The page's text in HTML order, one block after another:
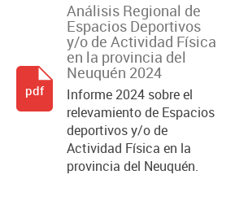
Análisis Regional de
Espacios Deportivos
y/o de Actividad Física
en la provincia del
Neuquén 2024
Informe 2024 sobre el
relevamiento de Espacios
deportivos y/o de
Actividad Física en la
provincia del Neuquén.
pdf